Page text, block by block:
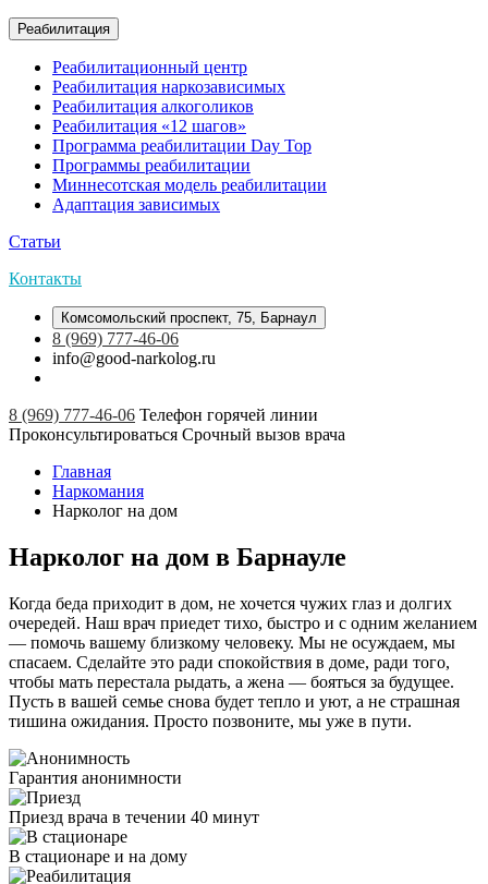
Реабилитация
Реабилитационный центр
Реабилитация наркозависимых
Реабилитация алкоголиков
Реабилитация «12 шагов»
Программа реабилитации Day Top
Программы реабилитации
Миннесотская модель реабилитации
Адаптация зависимых
Статьи
Контакты
Комсомольский проспект, 75, Барнаул
8 (969) 777-46-06
info@good-narkolog.ru
8 (969) 777-46-06 Телефон горячей линии
Проконсультироваться Срочный вызов врача
Главная
Наркомания
Нарколог на дом
Нарколог на дом в Барнауле
Когда беда приходит в дом, не хочется чужих глаз и долгих
очередей. Наш врач приедет тихо, быстро и с одним желанием
— помочь вашему близкому человеку. Мы не осуждаем, мы
спасаем. Сделайте это ради спокойствия в доме, ради того,
чтобы мать перестала рыдать, а жена — бояться за будущее.
Пусть в вашей семье снова будет тепло и уют, а не страшная
тишина ожидания. Просто позвоните, мы уже в пути.
Гарантия анонимности
Приезд врача в течении 40 минут
В стационаре и на дому